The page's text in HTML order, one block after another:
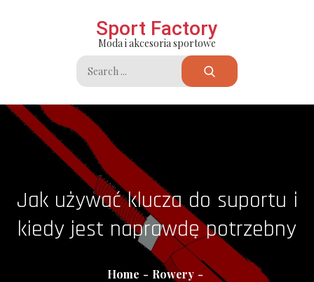
Sport Factory
Moda i akcesoria sportowe
Search
for:
Jak używać klucza do suportu i
kiedy jest naprawdę potrzebny
Home
Rowery